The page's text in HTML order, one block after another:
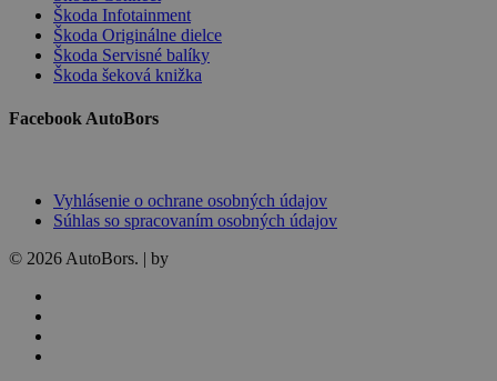
Škoda Infotainment
Škoda Originálne dielce
Škoda Servisné balíky
Škoda šeková knižka
Facebook AutoBors
Vyhlásenie o ochrane osobných údajov
Súhlas so spracovaním osobných údajov
© 2026 AutoBors. | by